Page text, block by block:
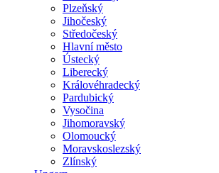
Plzeňský
Jihočeský
Středočeský
Hlavní město
Ústecký
Liberecký
Královéhradecký
Pardubický
Vysočina
Jihomoravský
Olomoucký
Moravskoslezský
Zlínský